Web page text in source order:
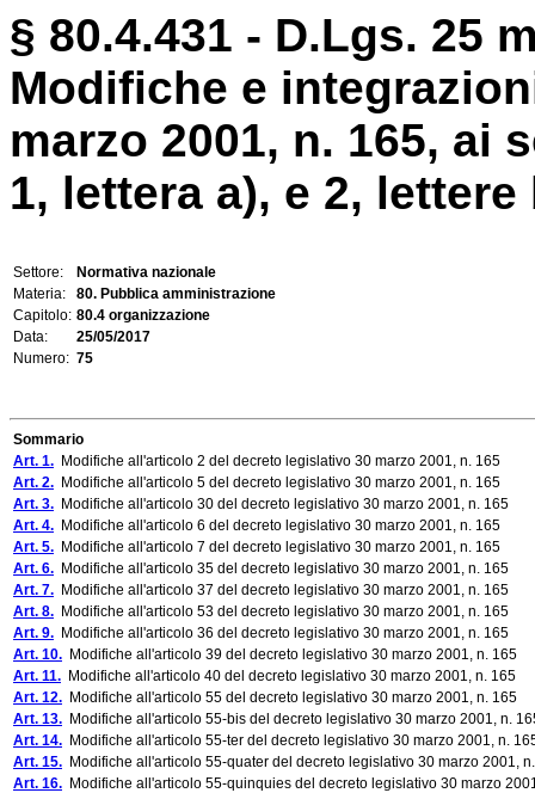
§ 80.4.431 - D.Lgs. 25
Modifiche e
marzo 2001, n. 165, ai
1, lettera a), e 2,
Settore:
Normativa nazionale
Materia:
80. Pubblica amministrazione
Capitolo: 80.4 organizzazione
Data:
25/05/2017
Numero: 75
Sommario
Art. 1. Modifiche all'articolo 2 del decreto legislativo 30 marzo 2001, n. 165
Art. 2. Modifiche all'articolo 5 del decreto legislativo 30 marzo 2001, n. 165
Art. 3. Modifiche all'articolo 30 del decreto legislativo 30 marzo 2001, n. 165
Art. 4. Modifiche all'articolo 6 del decreto legislativo 30 marzo 2001, n. 165
Art. 5. Modifiche all'articolo 7 del decreto legislativo 30 marzo 2001, n. 165
Art. 6. Modifiche all'articolo 35 del decreto legislativo 30 marzo 2001, n. 165
Art. 7. Modifiche all'articolo 37 del decreto legislativo 30 marzo 2001, n. 165
Art. 8. Modifiche all'articolo 53 del decreto legislativo 30 marzo 2001, n. 165
Art. 9. Modifiche all'articolo 36 del decreto legislativo 30 marzo 2001, n. 165
Art. 10. Modifiche all'articolo 39 del decreto legislativo 30 marzo 2001, n. 165
Art. 11. Modifiche all'articolo 40 del decreto legislativo 30 marzo 2001, n. 165
Art. 12. Modifiche all'articolo 55 del decreto legislativo 30 marzo 2001, n. 165
Art. 13. Modifiche all'articolo 55-bis del decreto legislativo 30 marzo 2001, n.
Art. 14. Modifiche all'articolo 55-ter del decreto legislativo 30 marzo 2001, n.
Art. 15. Modifiche all'articolo 55-quater del decreto legislativo 30 marzo 2001,
Art. 16. Modifiche all'articolo 55-quinquies del decreto legislativo 30 marzo